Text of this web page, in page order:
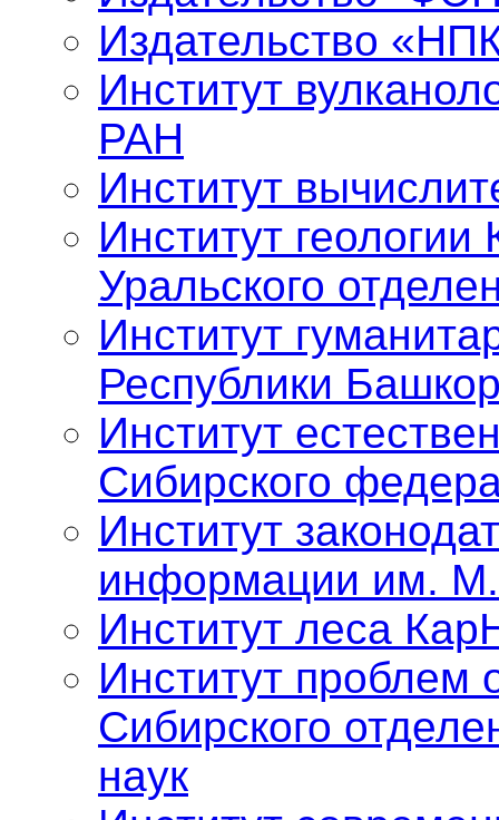
Издательство
Институт
РАН
Институт
Институт
Уральского
Институт
Республики
Институт
Сибирского
Институт
информации им.
Институт леса
Институт проблем
Сибирского
наук